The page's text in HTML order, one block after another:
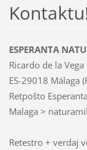
ESPERANTA
Ricardo de la Vega
ES-29018 Málaga
Retpoŝto
Malaga >
Retestro + verdaj